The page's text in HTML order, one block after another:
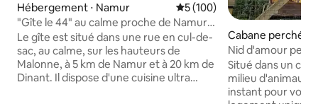
Hébergement ⋅ Namur Évaluation moyenne sur la
5 (100)
"Gîte le 44" au calme proche de Namur,
avec jardin
Le gîte est situé dans une rue en cul-de-
sac, au calme, sur les hauteurs de
Malonne, à 5 km de Namur et à 20 km de
Dinant. Il dispose d'une cuisine ultra
Cabane perchée
Nid d'amour
Luxueux
Situé dans un
milieu
instant pour